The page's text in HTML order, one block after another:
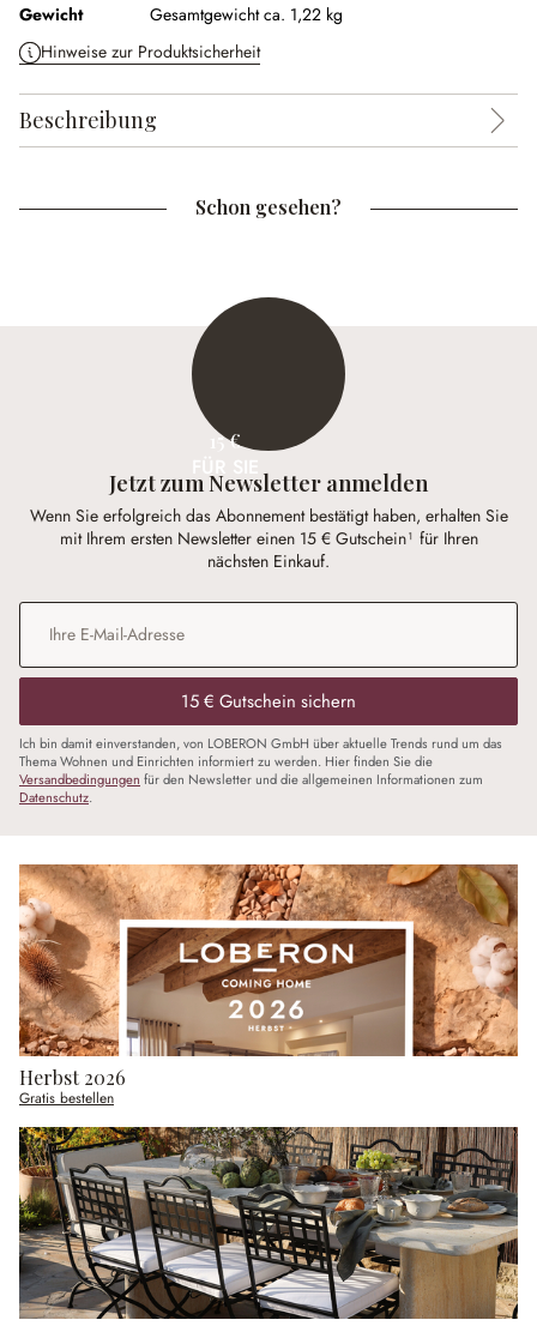
Gewicht
Gesamtgewicht ca. 1,22 kg
Hinweise zur Produktsicherheit
Beschreibung
Schon gesehen?
15 €
Jetzt zum Newsletter anmelden
Wenn Sie erfolgreich das Abonnement bestätigt haben, erhalten Sie
mit Ihrem ersten Newsletter einen 15 € Gutschein¹ für Ihren
nächsten Einkauf.
E-Mail-Adresse
15 € Gutschein sichern
Ich bin damit einverstanden, von LOBERON GmbH über aktuelle Trends rund um das
Thema Wohnen und Einrichten informiert zu werden. Hier finden Sie die
Versandbedingungen für den Newsletter und die allgemeinen Informationen zum
Datenschutz.
Herbst 2026
Gratis bestellen